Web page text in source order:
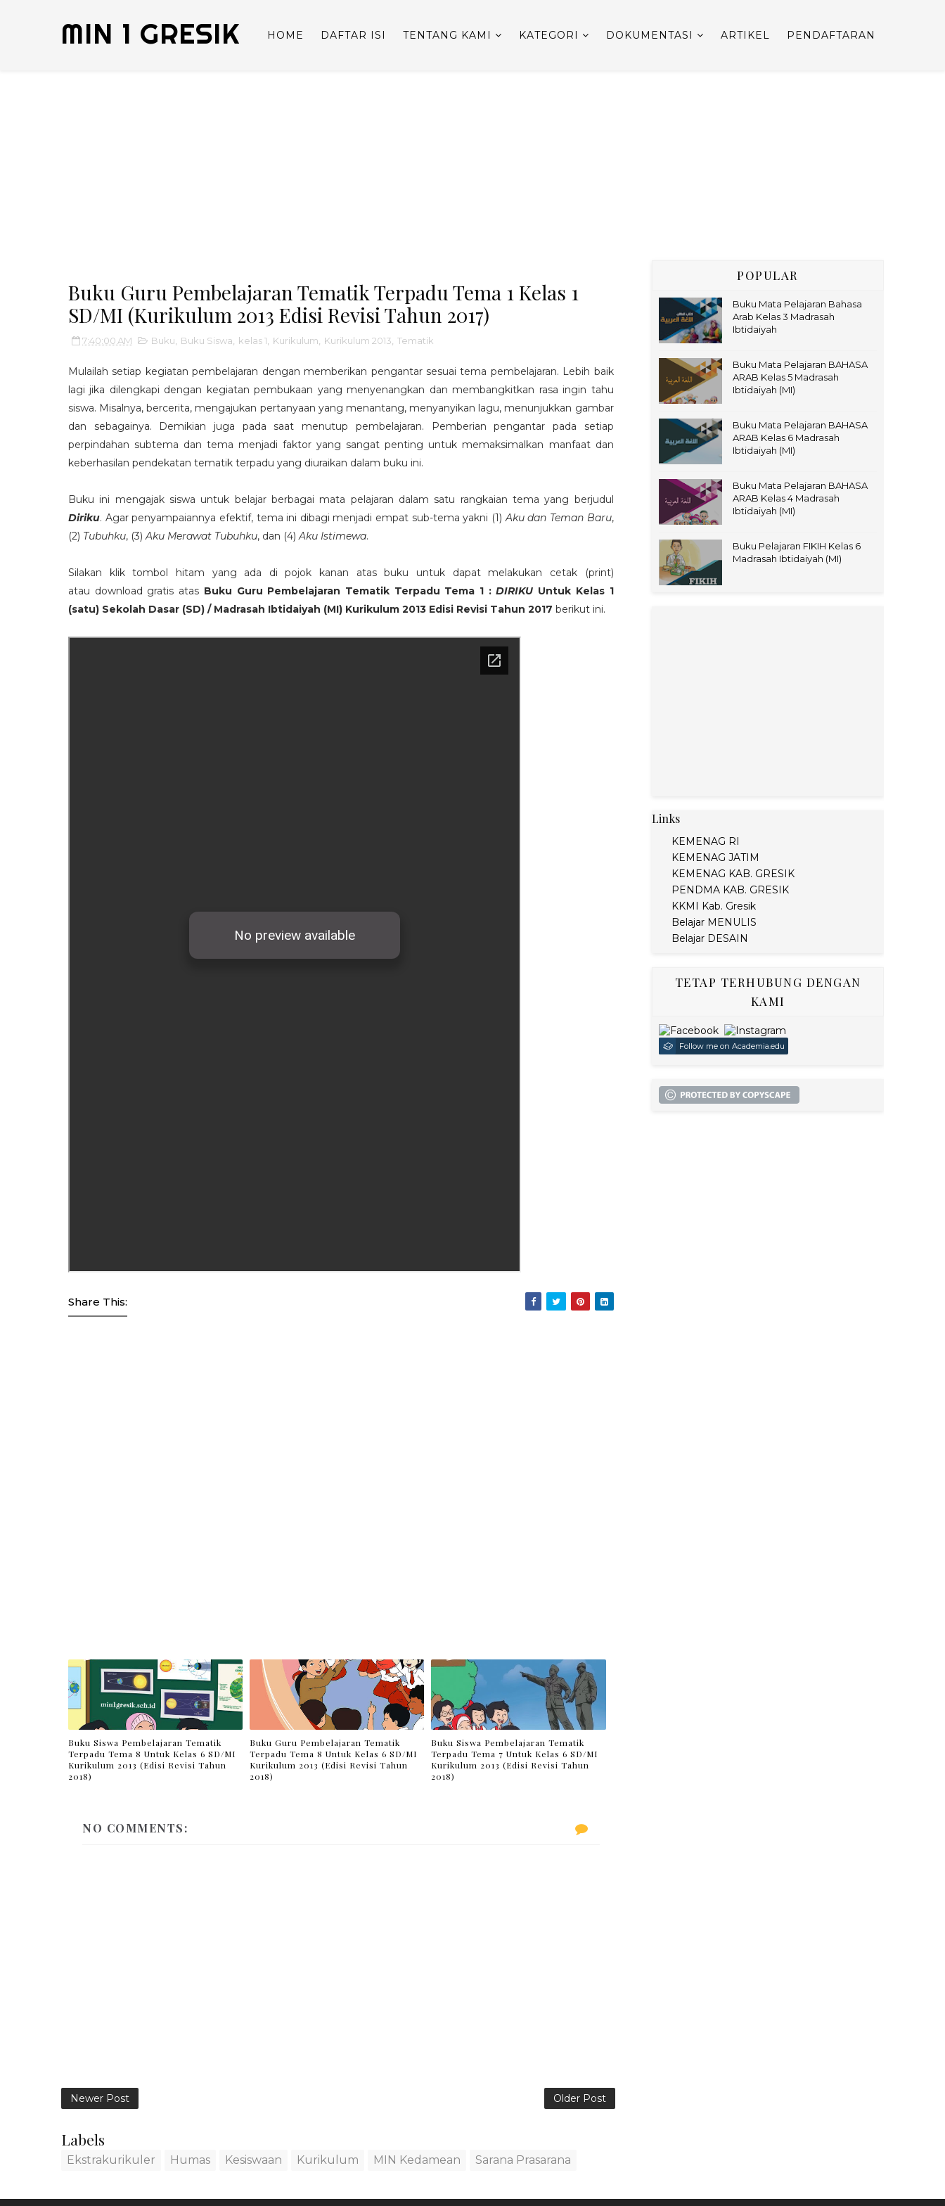
MIN 1 GRESIK HOME DAFTAR ISI TENTANG KAMI KATEGORI DOKUMENTASI ARTIKEL PENDAFTARAN
Buku Guru Pembelajaran Tematik Terpadu Tema 1 Kelas 1
SD/MI (Kurikulum 2013 Edisi Revisi Tahun 2017)
7:40:00 AM Buku Buku Siswa kelas 1 Kurikulum Kurikulum 2013 Tematik
Mulailah setiap kegiatan pembelajaran dengan memberikan pengantar sesuai tema pembelajaran. Lebih baik
lagi jika dilengkapi dengan kegiatan pembukaan yang menyenangkan dan membangkitkan rasa ingin tahu
siswa. Misalnya, bercerita, mengajukan pertanyaan yang menantang, menyanyikan lagu, menunjukkan gambar
dan sebagainya. Demikian juga pada saat menutup pembelajaran. Pemberian pengantar pada setiap
perpindahan subtema dan tema menjadi faktor yang sangat penting untuk memaksimalkan manfaat dan
keberhasilan pendekatan tematik terpadu yang diuraikan dalam buku ini.
Buku ini mengajak siswa untuk belajar berbagai mata pelajaran dalam satu rangkaian tema yang berjudul
Diriku. Agar penyampaiannya efektif, tema ini dibagi menjadi empat sub-tema yakni (1)Aku dan Teman Baru,
(2) Tubuhku, (3)Aku Merawat Tubuhku, dan (4)Aku Istimewa.
Silakan klik tombol hitam yang ada di pojok kanan atas buku untuk dapat melakukan cetak (print)
atau download gratis atas Buku Guru Pembelajaran Tematik Terpadu Tema 1 :DIRIKU Untuk Kelas 1
(satu) Sekolah Dasar (SD) / Madrasah Ibtidaiyah (MI) Kurikulum 2013 Edisi Revisi Tahun 2017 berikut ini.
Share This:
Buku Siswa Pembelajaran Tematik
Terpadu Tema 8 Untuk Kelas 6 SD/MI
Kurikulum 2013 (Edisi Revisi Tahun
2018)
Buku Guru Pembelajaran Tematik
Terpadu Tema 8 Untuk Kelas 6 SD/MI
Kurikulum 2013 (Edisi Revisi Tahun
2018)
Buku Siswa Pembelajaran Tematik
Terpadu Tema 7 Untuk Kelas 6 SD/MI
Kurikulum 2013 (Edisi Revisi Tahun
2018)
NO COMMENTS:
Newer Post Older Post
Labels
Ekstrakurikuler Humas Kesiswaan Kurikulum MIN Kedamean Sarana Prasarana
POPULAR
Buku Mata Pelajaran Bahasa
Arab Kelas 3 Madrasah
Ibtidaiyah
Buku Mata Pelajaran BAHASA
ARAB Kelas 5 Madrasah
Ibtidaiyah (MI)
Buku Mata Pelajaran BAHASA
ARAB Kelas 6 Madrasah
Ibtidaiyah (MI)
Buku Mata Pelajaran BAHASA
ARAB Kelas 4 Madrasah
Ibtidaiyah (MI)
Buku Pelajaran FIKIH Kelas 6
Madrasah Ibtidaiyah (MI)
Links
KEMENAG RI
KEMENAG JATIM
KEMENAG KAB. GRESIK
PENDMA KAB. GRESIK
KKMI Kab. Gresik
Belajar MENULIS
Belajar DESAIN
TETAP TERHUBUNG DENGAN
KAMI
Follow me on Academia.edu